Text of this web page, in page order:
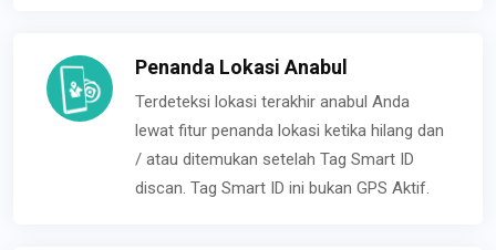
Penanda Lokasi Anabul
Terdeteksi lokasi terakhir anabul Anda
lewat fitur penanda lokasi ketika hilang dan
/ atau ditemukan setelah Tag Smart ID
discan. Tag Smart ID ini bukan GPS Aktif.